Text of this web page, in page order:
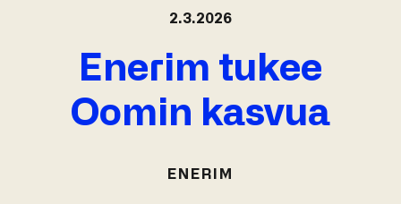
2.3.2026
Enerim tukee
Oomin kasvua
ENERIM